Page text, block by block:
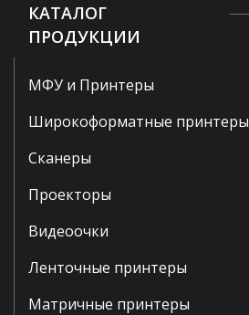
КАТАЛОГ
ПРОДУКЦИИ
МФУ и Принтеры
Широкоформатные принтеры
Сканеры
Проекторы
Видеоочки
Ленточные принтеры
Матричные принтеры